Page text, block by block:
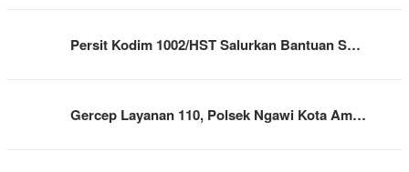
Persit Kodim 1002/HST Salurkan Bantuan S…
Gercep Layanan 110, Polsek Ngawi Kota Am…